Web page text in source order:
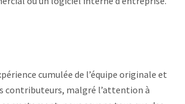
cumulée de l’équipe originale et
contributeurs, malgré l’attention à